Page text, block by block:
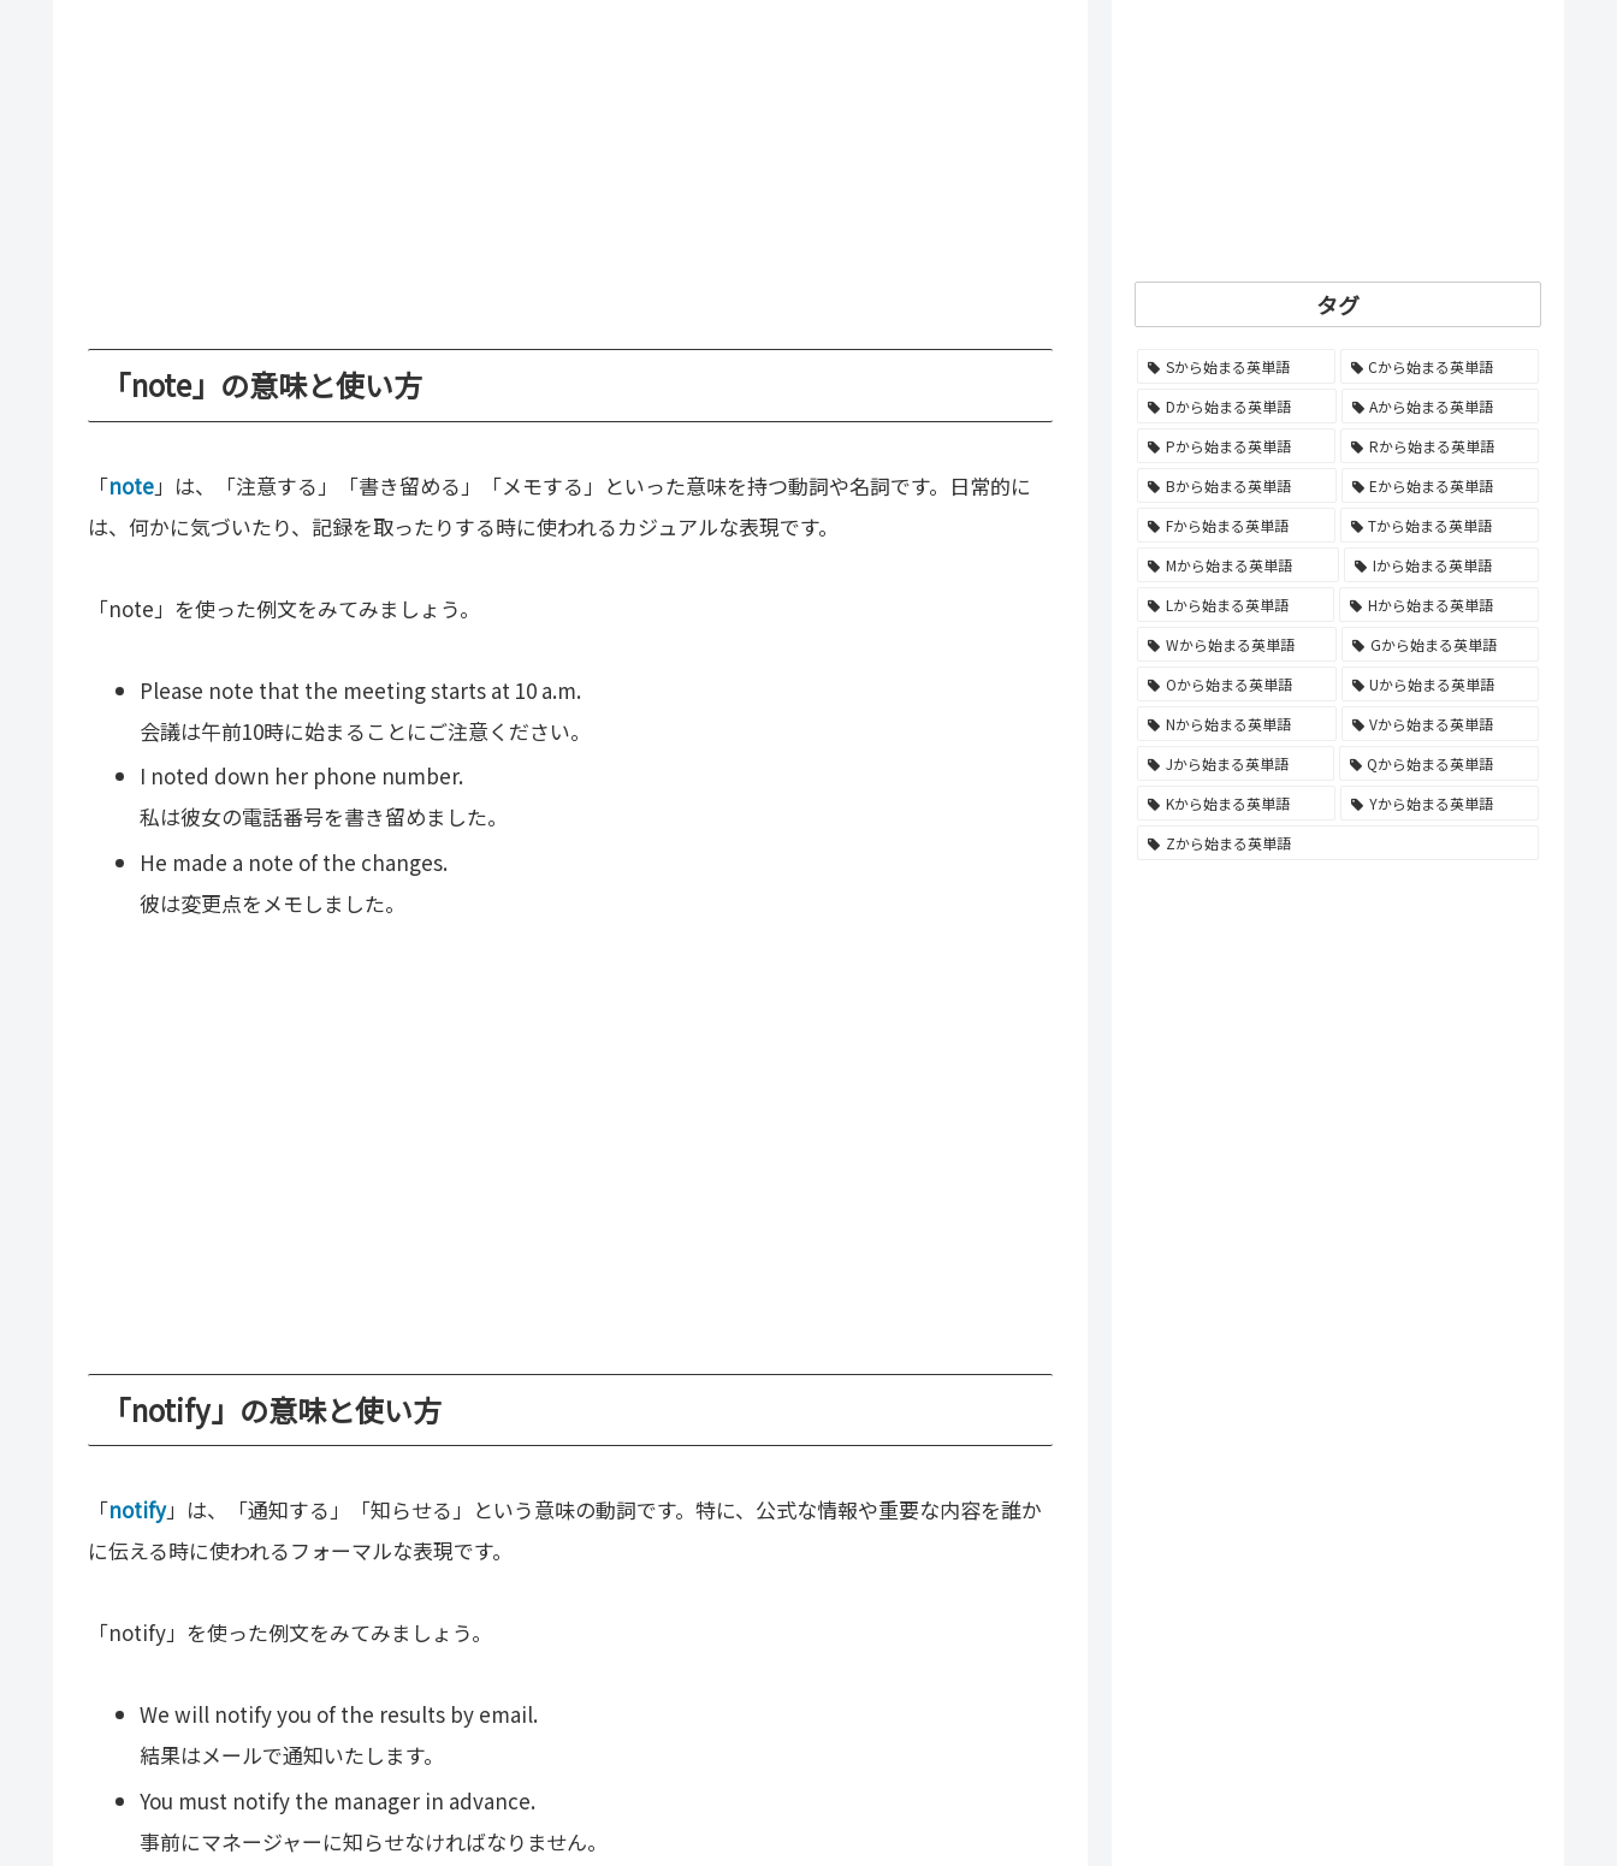
「note」の意味と使い方
「note」は、「注意する」「書き留める」「メモする」といった意味を持つ動詞や名詞です。日常的に
は、何かに気づいたり、記録を取ったりする時に使われるカジュアルな表現です。
「note」を使った例文をみてみましょう。
Please note that the meeting starts at 10 a.m.
会議は午前10時に始まることにご注意ください。
I noted down her phone number.
私は彼女の電話番号を書き留めました。
He made a note of the changes.
彼は変更点をメモしました。
「notify」の意味と使い方
「notify」は、「通知する」「知らせる」という意味の動詞です。特に、公式な情報や重要な内容を誰か
に伝える時に使われるフォーマルな表現です。
「notify」を使った例文をみてみましょう。
We will notify you of the results by email.
結果はメールで通知いたします。
You must notify the manager in advance.
事前にマネージャーに知らせなければなりません。
タグ
Sから始まる英単語
Cから始まる英単語
Dから始まる英単語
Aから始まる英単語
Pから始まる英単語
Rから始まる英単語
Bから始まる英単語
Eから始まる英単語
Fから始まる英単語
Tから始まる英単語
Mから始まる英単語
Iから始まる英単語
Lから始まる英単語
Hから始まる英単語
Wから始まる英単語
Gから始まる英単語
Oから始まる英単語
Uから始まる英単語
Nから始まる英単語
Vから始まる英単語
Jから始まる英単語
Qから始まる英単語
Kから始まる英単語
Yから始まる英単語
Zから始まる英単語